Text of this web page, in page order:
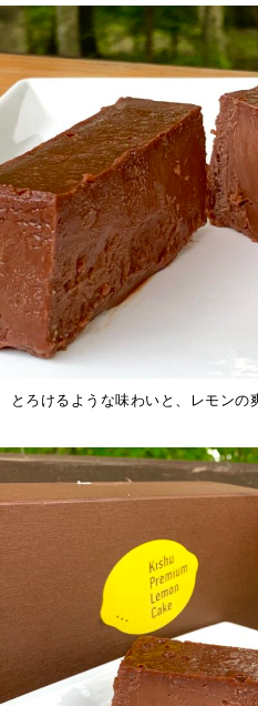
とろけるような味わいと、レモンの